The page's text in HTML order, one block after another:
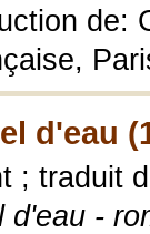
de:
d'eau
; traduit
d'eau -